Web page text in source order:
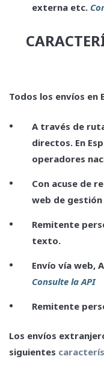
externa etc.
Todos los envíos en
A través de
directos. En
operadores
Con acuse de
web de gestión
Remitente
texto.
Envío vía web,
Consulte la API
Remitente
Los envíos
siguientes